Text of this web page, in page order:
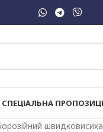
СПЕЦІАЛЬНА